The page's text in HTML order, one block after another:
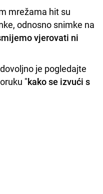
mrežama hit su
odnosno snimke na
vjerovati ni
je pogledajte
"kako se izvući s